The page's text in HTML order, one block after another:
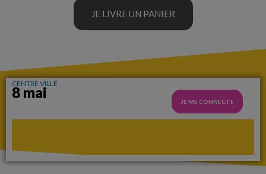
JE LIVRE UN PANIER
CENTRE VILLE
8 mai
JE ME CONNECTE